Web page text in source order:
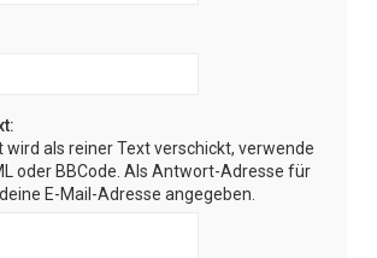
wird als reiner Text verschickt, verwende
oder BBCode. Als Antwort-Adresse für
E-Mail-Adresse angegeben.